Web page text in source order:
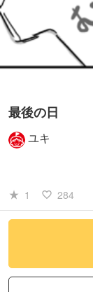
最後の日
ユキ
star_rate 1 favorite_border 284